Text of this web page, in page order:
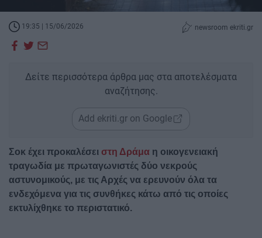
19:35 | 15/06/2026 newsroom ekriti.gr
Δείτε περισσότερα άρθρα μας στα αποτελέσματα
αναζήτησης.
Add ekriti.gr on Google
Σοκ έχει προκαλέσει στη Δράμα η οικογενειακή
τραγωδία με πρωταγωνιστές δύο νεκρούς
αστυνομικούς, με τις Αρχές να ερευνούν όλα τα
ενδεχόμενα για τις συνθήκες κάτω από τις οποίες
εκτυλίχθηκε το περιστατικό.